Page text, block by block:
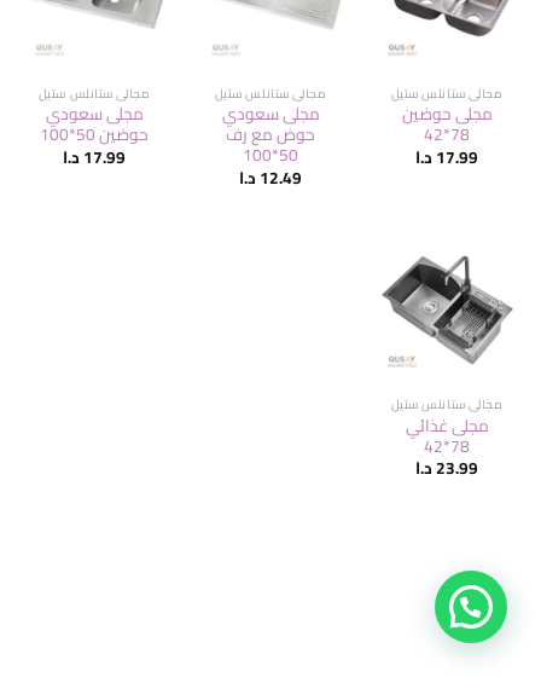
مجالي ستانلس ستيل
مجلى حوضين
78*42
17.99د.ا
مجالي ستانلس ستيل
مجلى سعودي
حوض مع رف
50*100
12.49د.ا
مجالي ستانلس ستيل
مجلى سعودي
حوضين 50*100
17.99د.ا
مجالي ستانلس ستيل
مجلى غذائي
78*42
23.99د.ا